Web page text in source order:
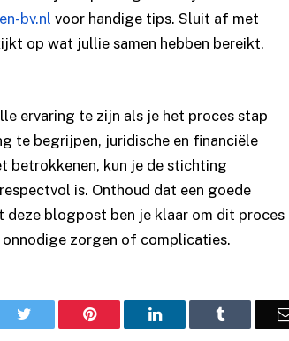
bv.nl voor handige tips. Sluit af met
op wat jullie samen hebben bereikt.
ervaring te zijn als je het proces stap
te begrijpen, juridische en financiële
betrokkenen, kun je de stichting
is. Onthoud dat een goede
blogpost ben je klaar om dit proces
zorgen of complicaties.
Twitter Pinterest LinkedIn Tumblr